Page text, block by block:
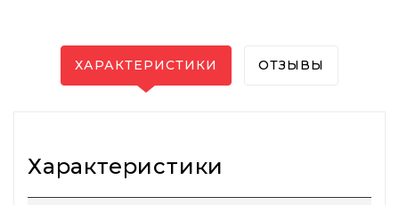
ХАРАКТЕРИСТИКИ ОТЗЫВЫ
Характеристики